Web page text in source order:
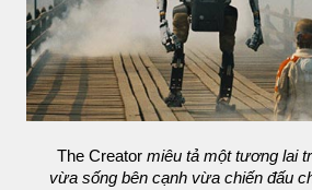
The Creator miêu tả một tương lai
vừa sống bên cạnh vừa chiến đấu